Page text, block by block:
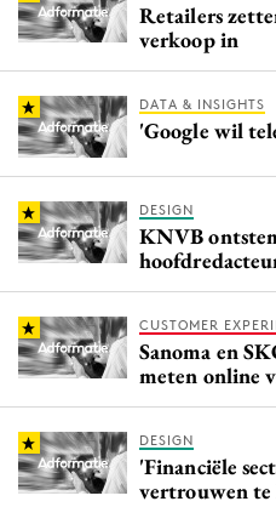
Retailers
verkoop in
DATA & INSIGHTS
'Google wil
DESIGN
KNVB
CUSTOMER
Sanoma en
meten online
DESIGN
'Financiële
vertrouwen te